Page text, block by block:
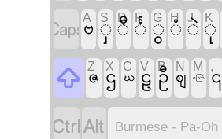
A
ဗ S
ှ D
ီ F
င်္ G
ွ H
ံ J
ဲ K
ု
 Z
ဇ X
ဌ C
ဃ
V
ဠ B
ဦ N
ဈ
M
ဪ
,၎
 Burmese - Pa-Oh